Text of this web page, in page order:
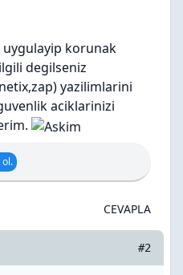
korunak
degilseniz
yazilimlarini
aciklarinizi
ol.
CEVAPLA
#2